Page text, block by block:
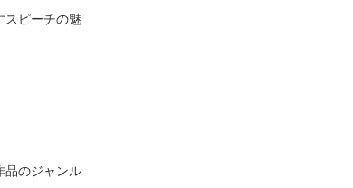
スピーチの魅
品のジャンル